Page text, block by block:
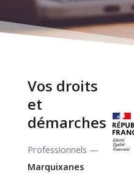
Vos droits
et
démarches
Professionnels —
Marquixanes